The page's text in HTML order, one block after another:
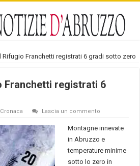
Rifugio Franchetti registrati 6 gradi sotto zero
Franchetti registrati 6
Cronaca Lascia un commento
Montagne innevate
in Abruzzo e
temperature minime
sotto lo zero in